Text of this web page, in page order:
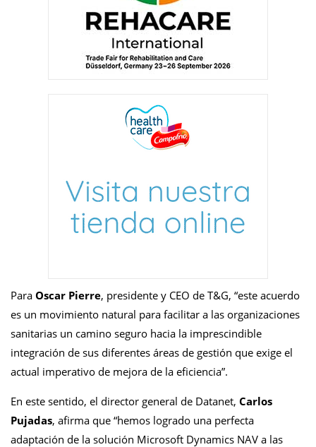
Para Oscar Pierre, presidente y CEO de T&G, “este acuerdo
es un movimiento natural para facilitar a las organizaciones
sanitarias un camino seguro hacia la imprescindible
integración de sus diferentes áreas de gestión que exige el
actual imperativo de mejora de la eficiencia”.
En este sentido, el director general de Datanet, Carlos
Pujadas, afirma que “hemos logrado una perfecta
adaptación de la solución Microsoft Dynamics NAV a las